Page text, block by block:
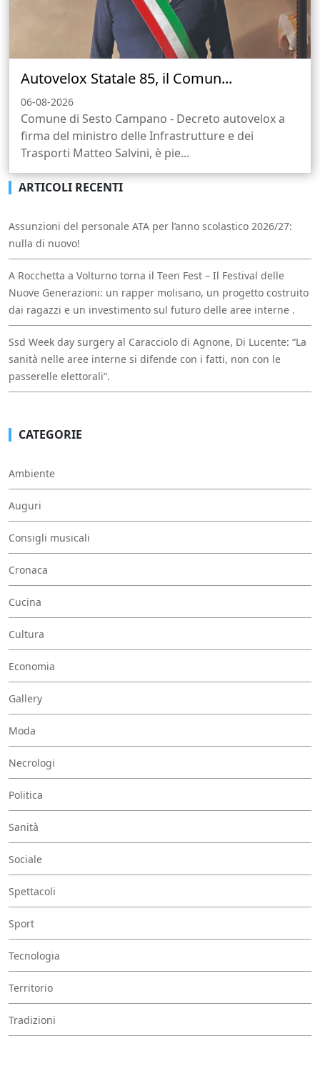
Autovelox Statale 85, il Comun...
06-08-2026
Comune di Sesto Campano - Decreto autovelox a
firma del ministro delle Infrastrutture e dei
Trasporti Matteo Salvini, è pie...
ARTICOLI RECENTI
Assunzioni del personale ATA per l’anno scolastico 2026/27:
nulla di nuovo!
A Rocchetta a Volturno torna il Teen Fest – Il Festival delle
Nuove Generazioni: un rapper molisano, un progetto costruito
dai ragazzi e un investimento sul futuro delle aree interne .
Ssd Week day surgery al Caracciolo di Agnone, Di Lucente: “La
sanità nelle aree interne si difende con i fatti, non con le
passerelle elettorali”.
CATEGORIE
Ambiente
Auguri
Consigli musicali
Cronaca
Cucina
Cultura
Economia
Gallery
Moda
Necrologi
Politica
Sanità
Sociale
Spettacoli
Sport
Tecnologia
Territorio
Tradizioni